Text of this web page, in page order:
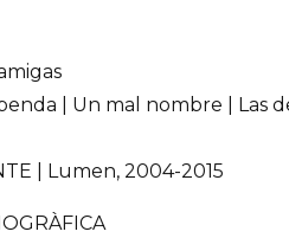
| Un mal nombre | Las
| Lumen, 2004-2015